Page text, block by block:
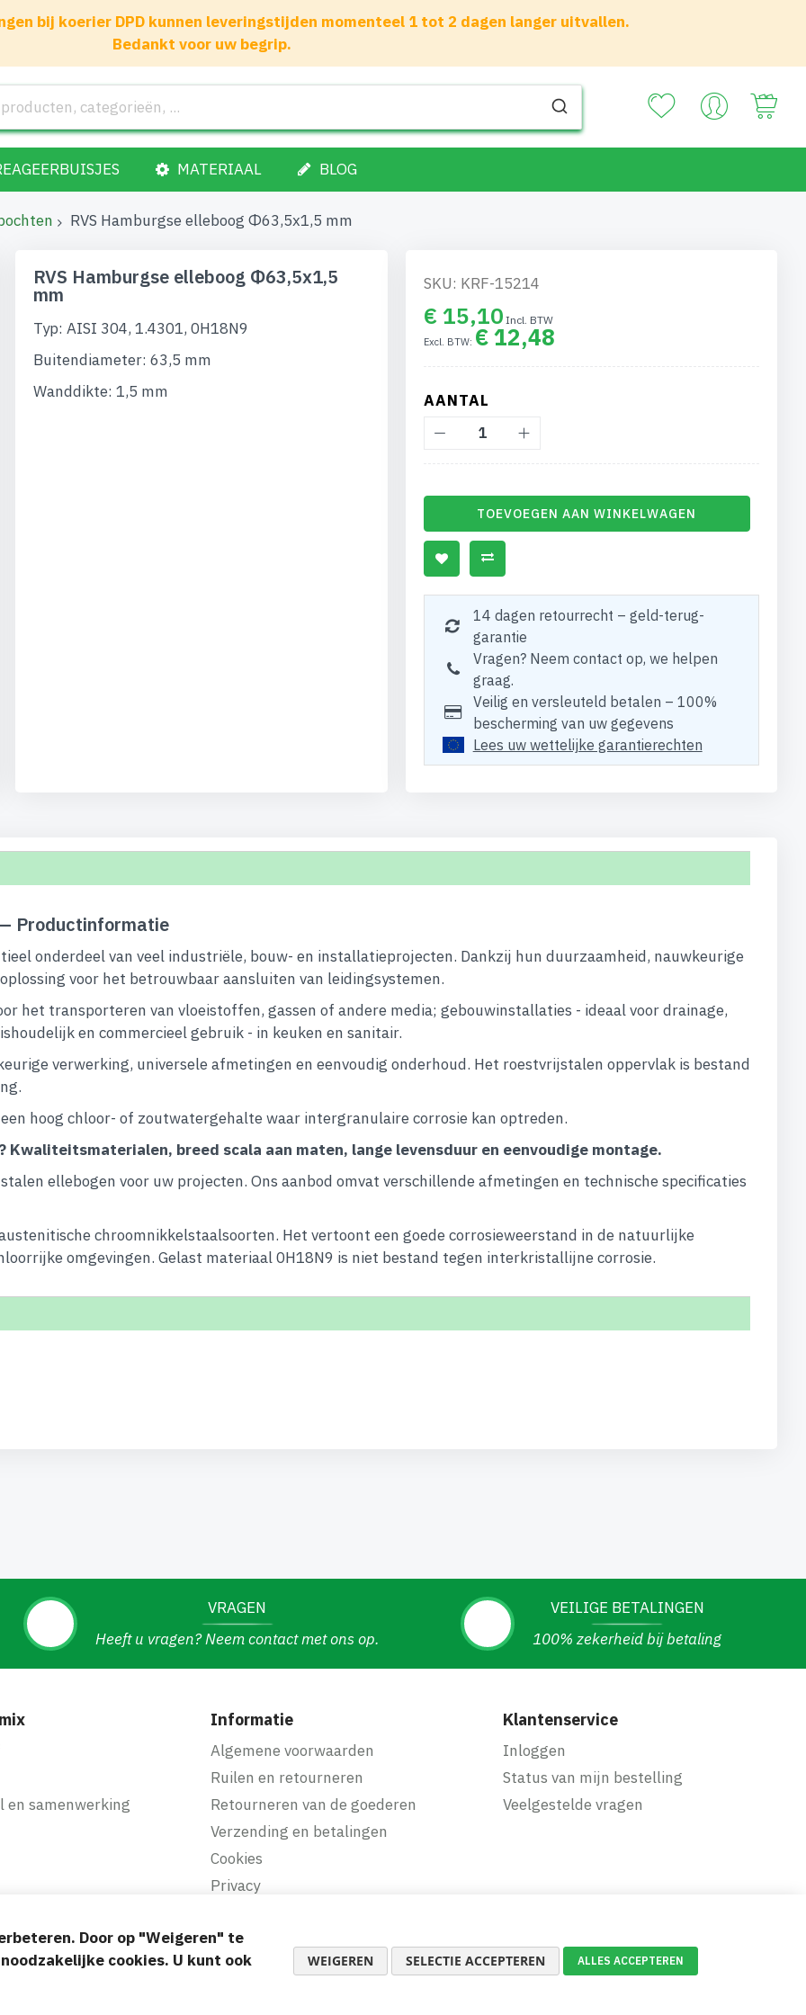
bij koerier DPD kunnen leveringstijden momenteel 1 tot 2 dagen langer uitvallen.
Bedankt voor uw begrip.
MATERIAAL BLOG
RVS Hamburgse elleboog Φ63,5x1,5 mm
RVS Hamburgse elleboog Φ63,5x1,5
mm
Typ: AISI 304, 1.4301, 0H18N9
Buitendiameter: 63,5 mm
Wanddikte: 1,5 mm
SKU: KRF-15214
€ 15,10
€ 12,48
AANTAL
TOEVOEGEN AAN WINKELWAGEN
14 dagen retourrecht – geld-terug-
garantie
Vragen? Neem contact op, we helpen
graag.
Veilig en versleuteld betalen – 100%
bescherming van uw gegevens
Lees uw wettelijke garantierechten
Productinformatie
onderdeel van veel industriële, bouw- en installatieprojecten. Dankzij hun duurzaamheid, nauwkeurige
voor het betrouwbaar aansluiten van leidingsystemen.
het transporteren van vloeistoffen, gassen of andere media; gebouwinstallaties - ideaal voor drainage,
en commercieel gebruik - in keuken en sanitair.
verwerking, universele afmetingen en eenvoudig onderhoud. Het roestvrijstalen oppervlak is bestand
hoog chloor- of zoutwatergehalte waar intergranulaire corrosie kan optreden.
Kwaliteitsmaterialen, breed scala aan maten, lange levensduur en eenvoudige montage.
ellebogen voor uw projecten. Ons aanbod omvat verschillende afmetingen en technische specificaties
chroomnikkelstaalsoorten. Het vertoont een goede corrosieweerstand in de natuurlijke
omgevingen. Gelast materiaal 0H18N9 is niet bestand tegen interkristallijne corrosie.
VRAGEN
Heeft u vragen? Neem contact met ons op.
VEILIGE BETALINGEN
100% zekerheid bij betaling
en samenwerking
Informatie
Algemene voorwaarden
Ruilen en retourneren
Retourneren van de goederen
Verzending en betalingen
Cookies
Privacy
Klantenservice
Inloggen
Status van mijn bestelling
Veelgestelde vragen
betalingen
Door op "Weigeren" te
cookies. U kunt ook
WEIGEREN SELECTIE ACCEPTEREN ALLES ACCEPTEREN